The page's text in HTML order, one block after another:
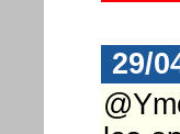
29/